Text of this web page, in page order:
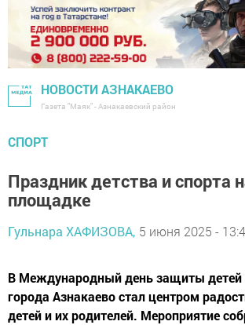
НОВОСТИ АЗНАКАЕВО
Газета "Маяк" - Азнакаевский район
СПОРТ
Праздник детства и спорта
площадке
Гульнара ХАФИЗОВА, 5 июня 2025 -
В Международный день защиты детей
города Азнакаево стал центром
детей и их родителей. Мероприятие